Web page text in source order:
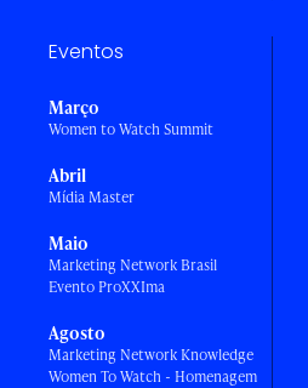
Eventos
Março
Women to Watch Summit
Abril
Mídia Master
Maio
Marketing Network Brasil
Evento ProXXIma
Agosto
Marketing Network Knowledge
Women To Watch - Homenagem